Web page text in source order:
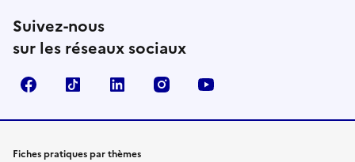
Suivez-nous
sur les réseaux sociaux
FacebookTikTok LinkedIn Instagram
Fiches pratiques par thèmes